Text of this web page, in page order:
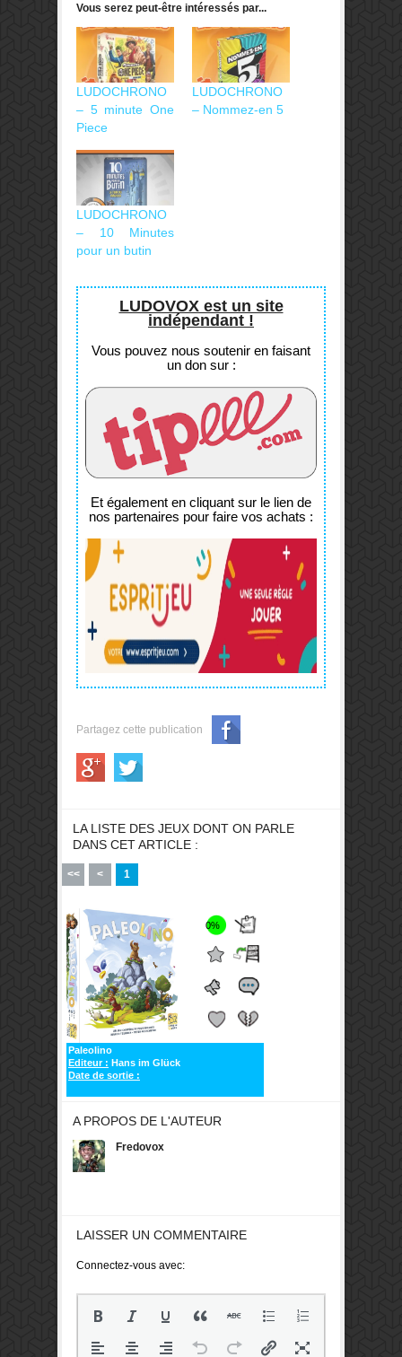
Vous serez peut-être intéressés par...
LUDOCHRONO
– 5 minute One
Piece
LUDOCHRONO
– Nommez-en 5
LUDOCHRONO
– 10 Minutes
pour un butin
LUDOVOX est un site
indépendant !
Vous pouvez nous soutenir en faisant
un don sur :
Et également en cliquant sur le lien de
nos partenaires pour faire vos achats :
Partagez cette publication
LA LISTE DES JEUX DONT ON PARLE
DANS CET ARTICLE :
<< < 1
0%
Paleolino
Editeur : Hans im Glück
Date de sortie :
A PROPOS DE L'AUTEUR
Fredovox
LAISSER UN COMMENTAIRE
Connectez-vous avec: